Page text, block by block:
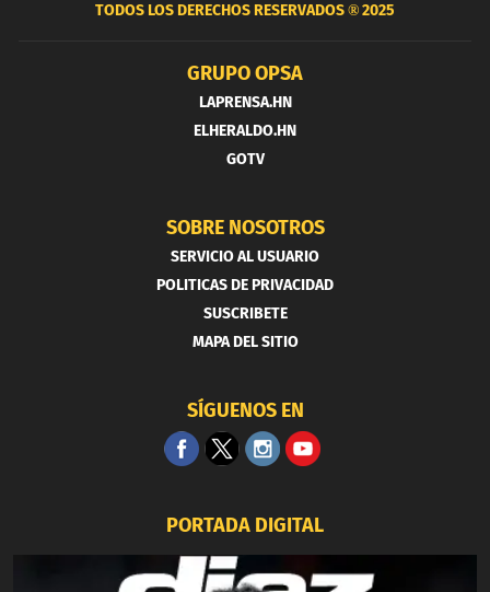
TODOS LOS DERECHOS RESERVADOS ®2025
GRUPO OPSA
LAPRENSA.HN
ELHERALDO.HN
GOTV
SOBRE NOSOTROS
SERVICIO AL USUARIO
POLITICAS DE PRIVACIDAD
SUSCRIBETE
MAPA DEL SITIO
SÍGUENOS EN
PORTADA DIGITAL